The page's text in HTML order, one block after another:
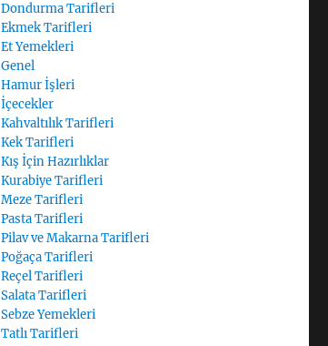
Dondurma Tarifleri
Ekmek Tarifleri
Et Yemekleri
Genel
Hamur İşleri
İçecekler
Kahvaltılık Tarifleri
Kek Tarifleri
Kış İçin Hazırlıklar
Kurabiye Tarifleri
Meze Tarifleri
Pasta Tarifleri
Pilav ve Makarna Tarifleri
Poğaça Tarifleri
Reçel Tarifleri
Salata Tarifleri
Sebze Yemekleri
Tatlı Tarifleri